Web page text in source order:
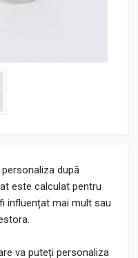
după
este calculat pentru
influențat mai mult sau
va puteți personaliza